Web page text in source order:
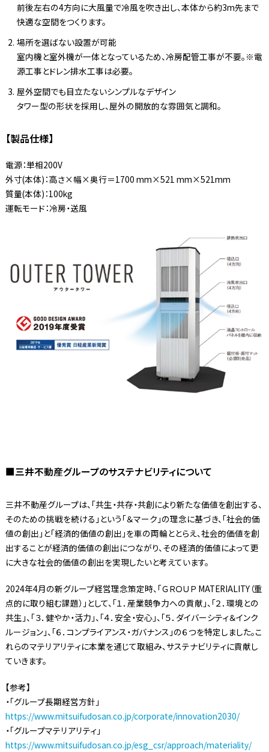
前後左右の4方向に大風量で冷風を吹き出し、本体から約3m先まで
快適な空間をつくります。
場所を選ばない設置が可能
室内機と室外機が一体となっているため、冷房配管工事が不要。※電
源工事とドレン排水工事は必要。
屋外空間でも目立たないシンプルなデザイン
タワー型の形状を採用し、屋外の開放的な雰囲気と調和。
【製品仕様】
電源：単相200V
外寸(本体)：高さ×幅×奥行＝1700 mm×521 mm×521mm
質量(本体)：100kg
運転モード：冷房・送風
■三井不動産グループのサステナビリティについて
三井不動産グループは、「共生・共存・共創により新たな価値を創出する、
そのための挑戦を続ける」という「＆マーク」の理念に基づき、「社会的価
値の創出」と「経済的価値の創出」を車の両輪ととらえ、社会的価値を創
出することが経済的価値の創出につながり、その経済的価値によって更
に大きな社会的価値の創出を実現したいと考えています。
2024年4月の新グループ経営理念策定時、「ＧＲＯＵＰ MATERIALITY（重
点的に取り組む課題）」として、「１．産業競争力への貢献」、「２．環境との
共生」、「３．健やか・活力」、「４．安全・安心」、「５．ダイバーシティ＆インク
ルージョン」、「６．コンプライアンス・ガバナンス」の６つを特定しました。こ
れらのマテリアリティに本業を通じて取組み、サステナビリティに貢献し
ていきます。
【参考】
・「グループ長期経営方針」
https://www.mitsuifudosan.co.jp/corporate/innovation2030/
・「グループマテリアリティ」
https://www.mitsuifudosan.co.jp/esg_csr/approach/materiality/